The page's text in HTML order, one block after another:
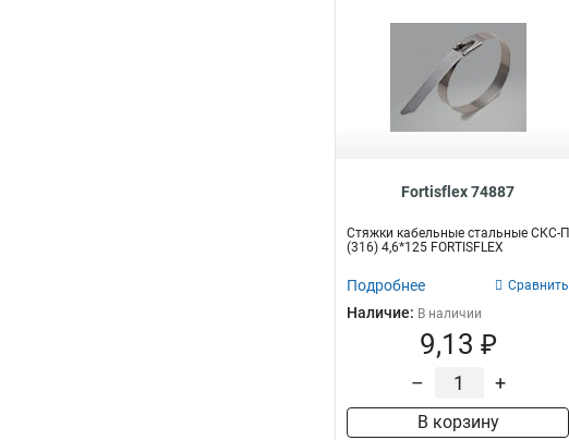
Fortisflex 74887
Стяжки кабельные стальные СКС-П
(316) 4,6*125 FORTISFLEX
Подробнее Сравнить
Наличие: В наличии
9,13 ₽
– +
В корзину